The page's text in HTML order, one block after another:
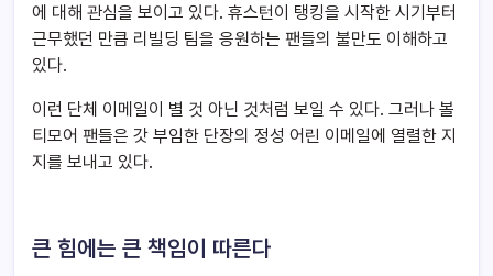
에 대해 관심을 보이고 있다. 휴스턴이 탱킹을 시작한 시기부터
근무했던 만큼 리빌딩 팀을 응원하는 팬들의 불만도 이해하고
있다.
이런 단체 이메일이 별 것 아닌 것처럼 보일 수 있다. 그러나 볼
티모어 팬들은 갓 부임한 단장의 정성 어린 이메일에 열렬한 지
지를 보내고 있다.
큰 힘에는 큰 책임이 따른다